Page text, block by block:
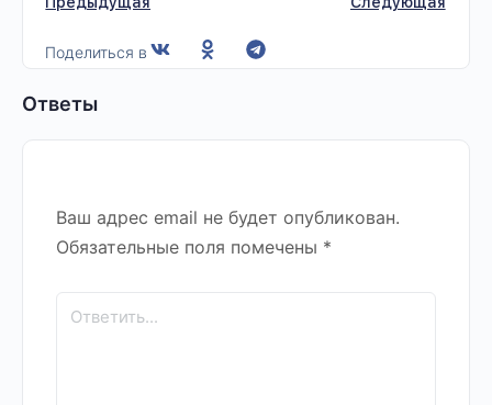
Поделиться в
Ответы
Ваш адрес email не будет опубликован.
Обязательные поля помечены *